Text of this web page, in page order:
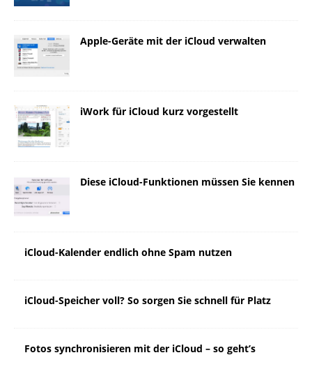
Apple-Geräte mit der iCloud verwalten
iWork für iCloud kurz vorgestellt
Diese iCloud-Funktionen müssen Sie kennen
iCloud-Kalender endlich ohne Spam nutzen
iCloud-Speicher voll? So sorgen Sie schnell für Platz
Fotos synchronisieren mit der iCloud – so geht’s